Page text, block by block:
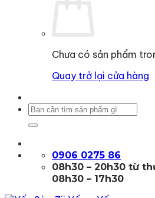
Chưa có sản phẩm
Quay trở lại cửa hàng
Tìm
0906 0275 86
08h30 – 20h30 từ
08h30 – 17h30